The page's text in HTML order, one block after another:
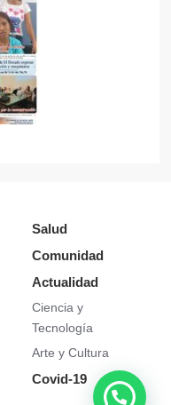
Salud
Comunidad
Actualidad
Ciencia y
Tecnología
Arte y Cultura
Covid-19